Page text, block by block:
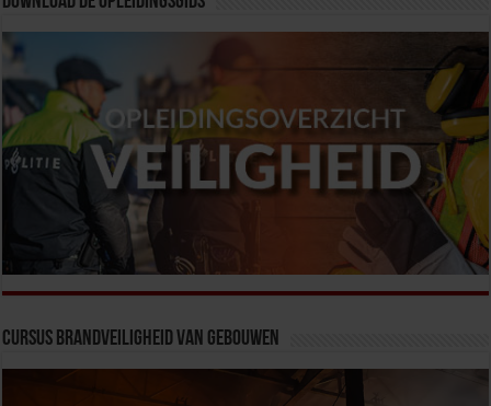
Cursus Brandveiligheid van Gebouwen